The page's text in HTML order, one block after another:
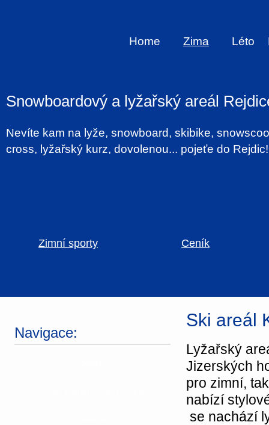
Home Zima Léto
Zimní sporty Ceník
Snowboardový a lyžařský areál
Nevíte kam na lyže, snowboard, skibike,
cross, lyžařský kurz, dovolenou... pojeťe do Rejdic!
Ski areál
Lyžařský
Jizerských
pro zimní,
nabízí
se nachází
Navigace: